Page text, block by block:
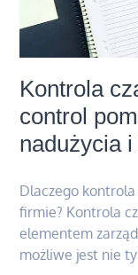
Kontrola
control
nadużycia i
Dlaczego
firmie? Kontrola
elementem
możliwe jest nie